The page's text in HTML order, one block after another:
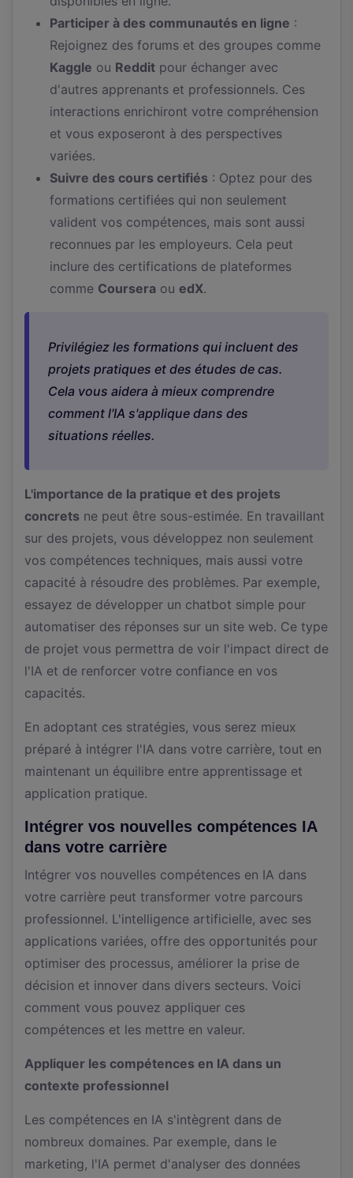
Participer à des communautés en ligne :
Rejoignez des forums et des groupes comme
Kaggle ou Reddit pour échanger avec
d'autres apprenants et professionnels. Ces
interactions enrichiront votre compréhension
et vous exposeront à des perspectives
variées.
Suivre des cours certifiés : Optez pour des
formations certifiées qui non seulement
valident vos compétences, mais sont aussi
reconnues par les employeurs. Cela peut
inclure des certifications de plateformes
comme Coursera ou edX.
Privilégiez les formations qui incluent des
projets pratiques et des études de cas.
Cela vous aidera à mieux comprendre
comment l'IA s'applique dans des
situations réelles.
L'importance de la pratique et des projets
concrets ne peut être sous-estimée. En travaillant
sur des projets, vous développez non seulement
vos compétences techniques, mais aussi votre
capacité à résoudre des problèmes. Par exemple,
essayez de développer un chatbot simple pour
automatiser des réponses sur un site web. Ce type
de projet vous permettra de voir l'impact direct de
l'IA et de renforcer votre confiance en vos
capacités.
En adoptant ces stratégies, vous serez mieux
préparé à intégrer l'IA dans votre carrière, tout en
maintenant un équilibre entre apprentissage et
application pratique.
Intégrer vos nouvelles compétences IA
dans votre carrière
Intégrer vos nouvelles compétences en IA dans
votre carrière peut transformer votre parcours
professionnel. L'intelligence artificielle, avec ses
applications variées, offre des opportunités pour
optimiser des processus, améliorer la prise de
décision et innover dans divers secteurs. Voici
comment vous pouvez appliquer ces
compétences et les mettre en valeur.
Appliquer les compétences en IA dans un
contexte professionnel
Les compétences en IA s'intègrent dans de
nombreux domaines. Par exemple, dans le
marketing, l'IA permet d'analyser des données